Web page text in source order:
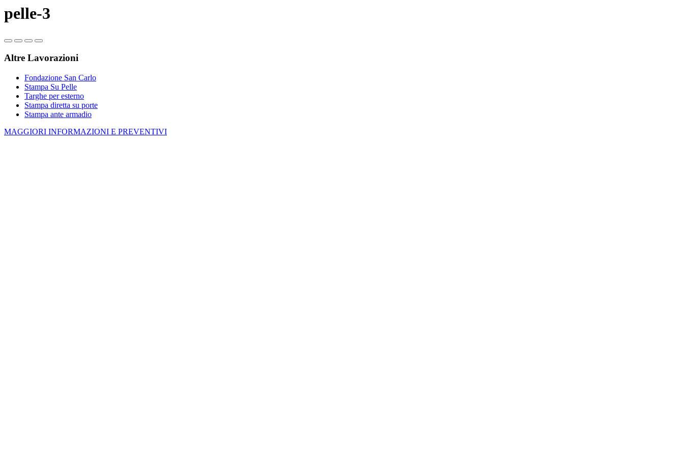
pelle-3
Altre Lavorazioni
Fondazione San Carlo
Stampa Su Pelle
Targhe per esterno
Stampa diretta su porte
Stampa ante armadio
MAGGIORI INFORMAZIONI E PREVENTIVI